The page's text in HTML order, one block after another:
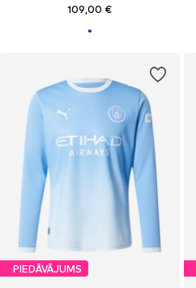
109,00 €
PIEDĀVĀJUMS